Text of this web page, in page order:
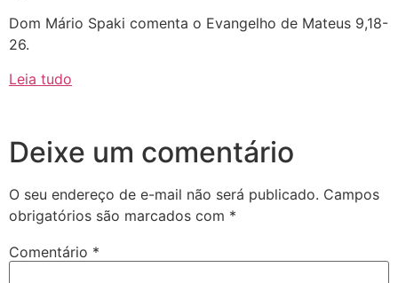
Dom Mário Spaki comenta o Evangelho de Mateus 9,18-
26.
Leia tudo
Deixe um comentário
O seu endereço de e-mail não será publicado. Campos
obrigatórios são marcados com *
Comentário *